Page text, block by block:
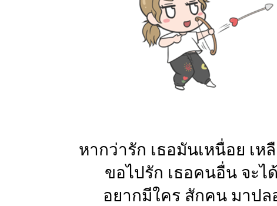
หากว่ารัก เธอมันเหนื่อย เห
ขอไปรัก เธอคนอื่น จะไ
อยากมีใคร สักคน มาปล